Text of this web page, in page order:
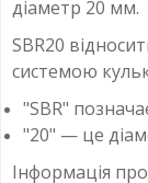
діаметр 20 мм.
SBR20
системою
"SBR"
"20" — це
Інформація